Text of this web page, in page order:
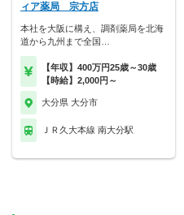
ィア薬局 宗方店
本社を大阪に構え、調剤薬局を北海
道から九州まで全国…
【年収】400万円25歳～30歳
【時給】2,000円～
大分県 大分市
ＪＲ久大本線 南大分駅